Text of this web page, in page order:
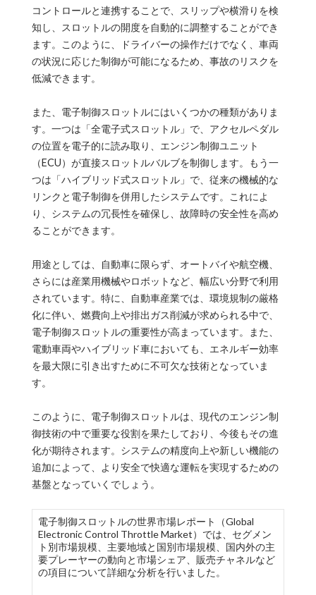
コントロールと連携することで、スリップや横滑りを検
知し、スロットルの開度を自動的に調整することができ
ます。このように、ドライバーの操作だけでなく、車両
の状況に応じた制御が可能になるため、事故のリスクを
低減できます。
また、電子制御スロットルにはいくつかの種類がありま
す。一つは「全電子式スロットル」で、アクセルペダル
の位置を電子的に読み取り、エンジン制御ユニット
（ECU）が直接スロットルバルブを制御します。もう一
つは「ハイブリッド式スロットル」で、従来の機械的な
リンクと電子制御を併用したシステムです。これによ
り、システムの冗長性を確保し、故障時の安全性を高め
ることができます。
用途としては、自動車に限らず、オートバイや航空機、
さらには産業用機械やロボットなど、幅広い分野で利用
されています。特に、自動車産業では、環境規制の厳格
化に伴い、燃費向上や排出ガス削減が求められる中で、
電子制御スロットルの重要性が高まっています。また、
電動車両やハイブリッド車においても、エネルギー効率
を最大限に引き出すために不可欠な技術となっていま
す。
このように、電子制御スロットルは、現代のエンジン制
御技術の中で重要な役割を果たしており、今後もその進
化が期待されます。システムの精度向上や新しい機能の
追加によって、より安全で快適な運転を実現するための
基盤となっていくでしょう。
電子制御スロットルの世界市場レポート（Global
Electronic Control Throttle Market）では、セグメン
ト別市場規模、主要地域と国別市場規模、国内外の主
要プレーヤーの動向と市場シェア、販売チャネルなど
の項目について詳細な分析を行いました。